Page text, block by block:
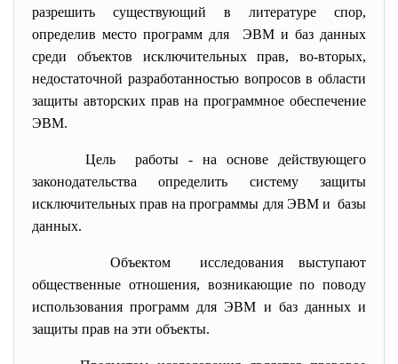
разрешить существующий в литературе спор,
определив место программ для ЭВМ и баз данных
среди объектов исключительных прав, во-вторых,
недостаточной разработанностью вопросов в области
защиты авторских прав на программное обеспечение
ЭВМ.
Цель работы - на основе действующего
законодательства определить систему защиты
исключительных прав на программы для ЭВМ и базы
данных.
Объектом исследования выступают
общественные отношения, возникающие по поводу
использования программ для ЭВМ и баз данных и
защиты прав на эти объекты.